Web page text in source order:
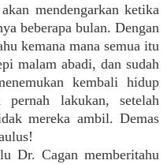
mendengarkan ketika
beberapa bulan. Dengan
kemana mana semua itu
malam abadi, dan sudah
kembali hidup
lakukan, setelah
mereka ambil. Demas
Dr. Cagan memberitahu